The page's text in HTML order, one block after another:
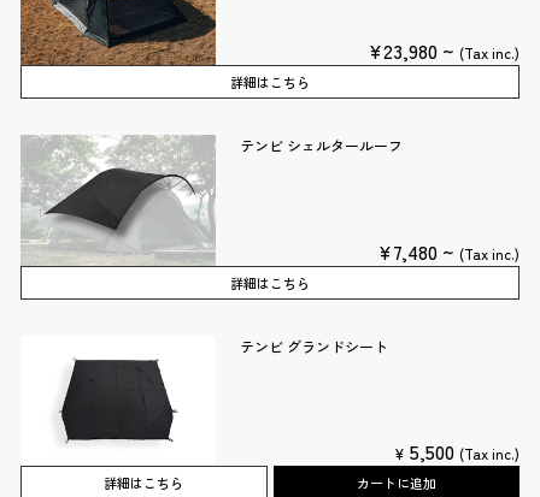
¥23,980 ~ (Tax inc.)
詳細はこちら
テンビ シェルタールーフ
¥7,480 ~ (Tax inc.)
詳細はこちら
テンビ グランドシート
¥ 5,500 (Tax inc.)
詳細はこちら カートに追加